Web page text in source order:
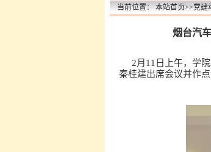
当前位置：本站首页>>党建
烟台汽
2月11日上午，学
秦桂建出席会议并作